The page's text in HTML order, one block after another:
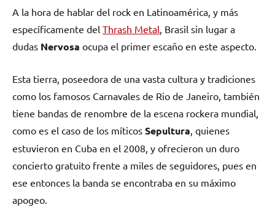
A la hora de hablar del rock en Latinoamérica, y más
específicamente del Thrash Metal , Brasil sin lugar a
dudas Nervosa ocupa el primer escaño en este aspecto.
Esta tierra, poseedora de una vasta cultura y tradiciones
como los famosos Carnavales de Rio de Janeiro, también
tiene bandas de renombre de la escena rockera mundial,
como es el caso de los míticos Sepultura , quienes
estuvieron en Cuba en el 2008, y ofrecieron un duro
concierto gratuito frente a miles de seguidores, pues en
ese entonces la banda se encontraba en su máximo
apogeo.